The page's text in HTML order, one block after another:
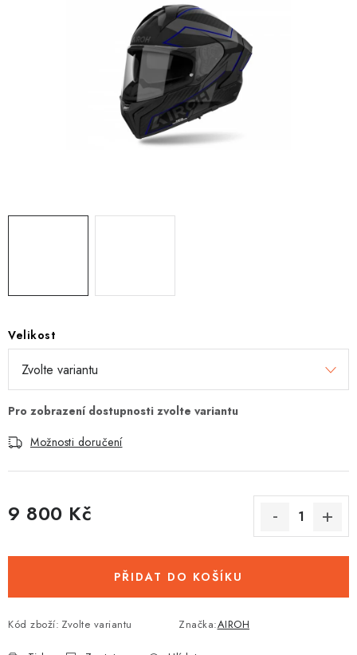
NÁPLNĚ A KAPALINY
Moje objednávka Kontakt
Reklamace a vrácení zboží
Velikost
Možnosti doručení
9 800 Kč
PŘIDAT DO KOŠÍKU
Kód zboží: Zvolte variantu Značka:AIROH